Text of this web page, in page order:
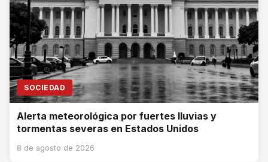
SOCIEDAD
Alerta meteorológica por fuertes lluvias y
tormentas severas en Estados Unidos
8 de agosto de 2026